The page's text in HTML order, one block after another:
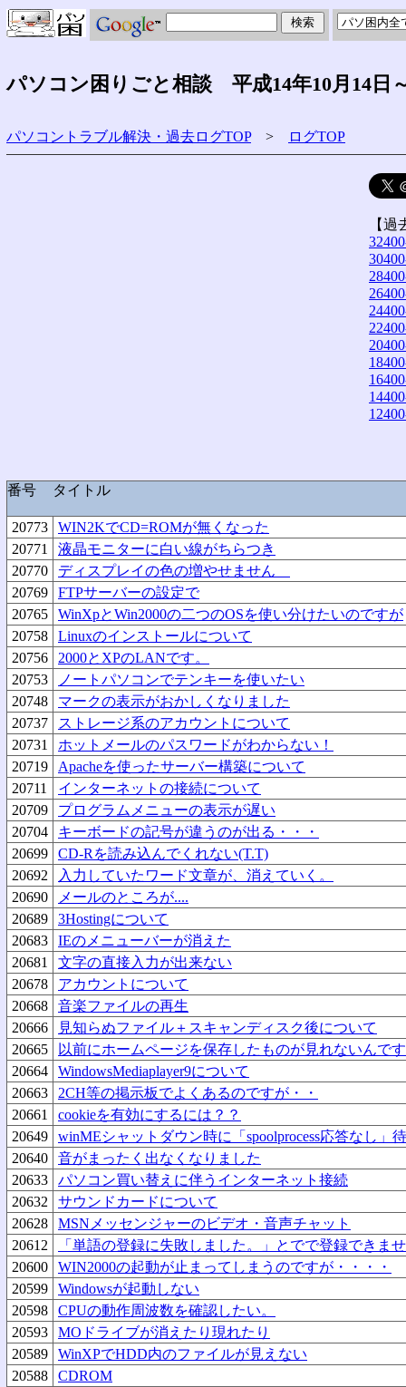
パソコン困りごと相談 平成14年10月14日
パソコントラブル解決・過去ログTOP> ログTOP
【
番号 タイトル
20773
WIN2KでCD=ROMが無くなった
20771
液晶モニターに白い線がちらつき
20770
ディスプレイの色の増やせません
20769
FTPサーバーの設定で
20765
WinXpとWin2000の二つのOSを使い分けたいのですが
20758
Linuxのインストールについて
20756
2000とXPのLANです。
20753
ノートパソコンでテンキーを使いたい
20748
マークの表示がおかしくなりました
20737
ストレージ系のアカウントについて
20731
ホットメールのパスワードがわからない！
20719
Apacheを使ったサーバー構築について
20711
インターネットの接続について
20709
プログラムメニューの表示が遅い
20704
キーボードの記号が違うのが出る・・・
20699
CD-Rを読み込んでくれない(T.T)
20692
入力していたワード文章が、消えていく。
20690
メールのところが....
20689
3Hostingについて
20683
IEのメニューバーが消えた
20681
文字の直接入力が出来ない
20678
アカウントについて
20668
音楽ファイルの再生
20666
見知らぬファイル＋スキャンディスク後について
20665
以前にホームページを保存したものが見れないんで
20664
WindowsMediaplayer9について
20663
2CH等の掲示板でよくあるのですが・・
20661
cookieを有効にするには？？
20649
winMEシャットダウン時に「spoolprocess応答なし」
20640
音がまったく出なくなりました
20633
パソコン買い替えに伴うインターネット接続
20632
サウンドカードについて
20628
MSNメッセンジャーのビデオ・音声チャット
20612
「単語の登録に失敗しました。」とでで登録できま
20600
WIN2000の起動が止まってしまうのですが・・・・
20599
Windowsが起動しない
20598
CPUの動作周波数を確認したい。
20593
MOドライブが消えたり現れたり
20589
WinXPでHDD内のファイルが見えない
20588
CDROM